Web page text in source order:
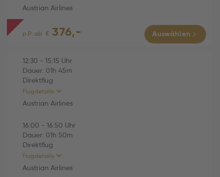
Fr., 02.10.2026
12:30 Wien (VIE) -
15:15 Varna (VAR)
Austrian Airlines
RÜCKFLUG (Direktflug) 01h 50m
Austrian Airlines (OS782)
Di., 06.10.2026
13:05 Burgas (BOJ) -
13:55 Wien (VIE)
Economy
p.P. ab € 376,- Auswählen
12:30 - 15:15 Uhr
Dauer: 01h 45m
Direktflug
Flugdetails
Austrian Airlines
HINFLUG (Direktflug)
Austrian Airlines (OS769)
Fr., 02.10.2026
16:00 - 16:50 Uhr
Dauer: 01h 50m
Direktflug
Flugdetails
Austrian Airlines